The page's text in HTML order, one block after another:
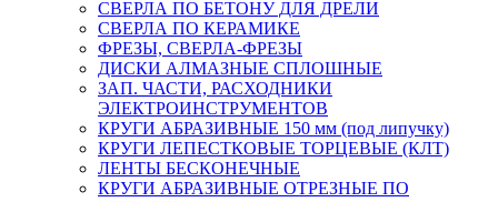
СВЕРЛА ПО БЕТОНУ ДЛЯ ДРЕЛИ
СВЕРЛА ПО КЕРАМИКЕ
ФРЕЗЫ, СВЕРЛА-ФРЕЗЫ
ДИСКИ АЛМАЗНЫЕ СПЛОШНЫЕ
ЗАП. ЧАСТИ, РАСХОДНИКИ
ЭЛЕКТРОИНСТРУМЕНТОВ
КРУГИ АБРАЗИВНЫЕ 150 мм (под липучку)
КРУГИ ЛЕПЕСТКОВЫЕ ТОРЦЕВЫЕ (КЛТ)
ЛЕНТЫ БЕСКОНЕЧНЫЕ
КРУГИ АБРАЗИВНЫЕ ОТРЕЗНЫЕ ПО